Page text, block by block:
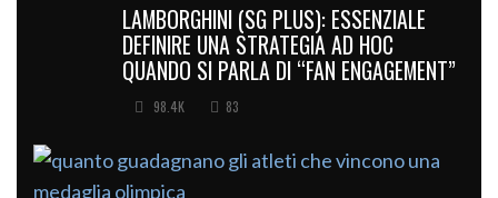
LAMBORGHINI (SG PLUS): ESSENZIALE
DEFINIRE UNA STRATEGIA AD HOC
QUANDO SI PARLA DI “FAN ENGAGEMENT”
98.4K 83